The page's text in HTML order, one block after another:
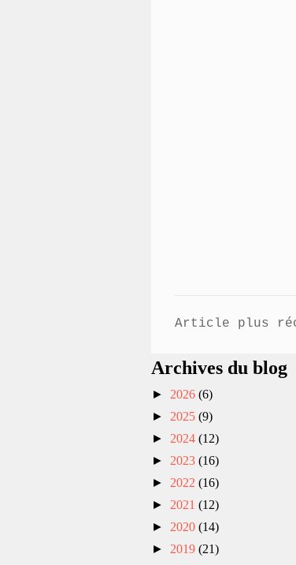
Article plus
Archives du blog
► 2026 (6)
► 2025 (9)
► 2024 (12)
► 2023 (16)
► 2022 (16)
► 2021 (12)
► 2020 (14)
► 2019 (21)